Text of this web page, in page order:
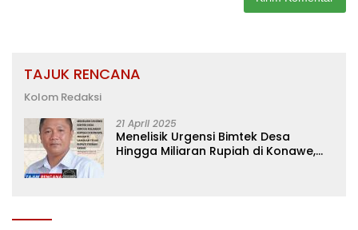
TAJUK RENCANA
Kolom Redaksi
21 April 2025
Menelisik Urgensi Bimtek Desa
Hingga Miliaran Rupiah di Konawe,